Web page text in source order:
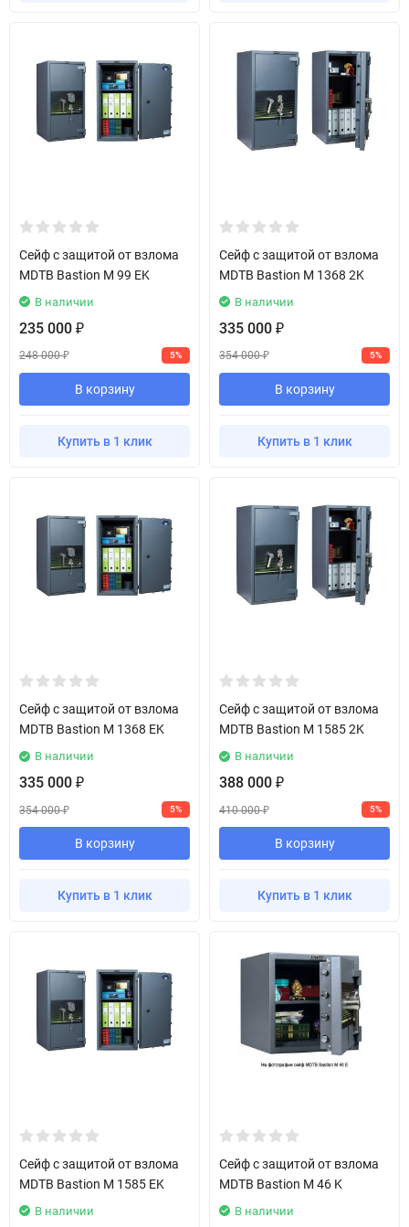
Сейф с защитой от взлома
MDTB Bastion M 99 EK
В наличии
235 000 ₽
248 000₽ 5%
В корзину
Купить в 1 клик
Сейф с защитой от взлома
MDTB Bastion M 1368 2K
В наличии
335 000 ₽
354 000₽ 5%
В корзину
Купить в 1 клик
Сейф с защитой от взлома
MDTB Bastion M 1368 EK
В наличии
335 000 ₽
354 000₽ 5%
В корзину
Купить в 1 клик
Сейф с защитой от взлома
MDTB Bastion M 1585 2K
В наличии
388 000 ₽
410 000₽ 5%
В корзину
Купить в 1 клик
Сейф с защитой от взлома
MDTB Bastion M 1585 EK
В наличии
Сейф с защитой от взлома
MDTB Bastion M 46 K
В наличии